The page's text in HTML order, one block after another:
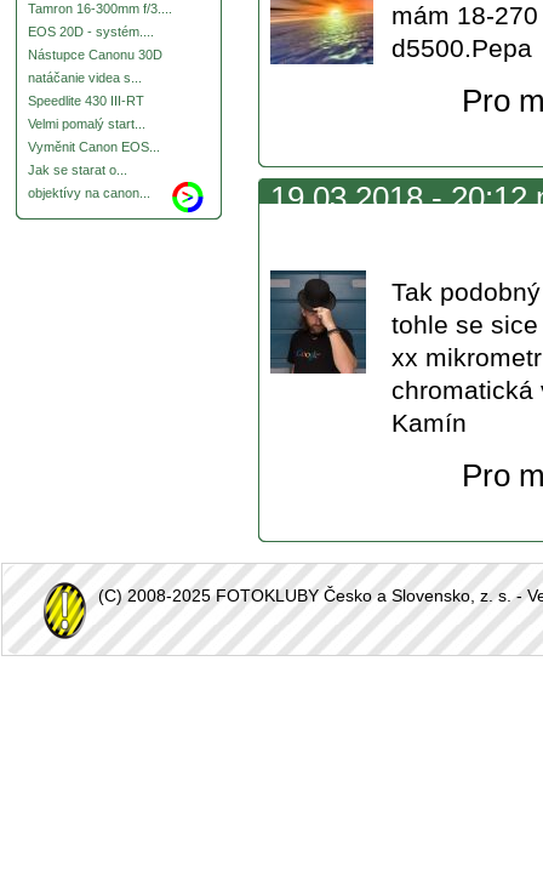
Tamron 16-300mm f/3....
EOS 20D - systém....
Nástupce Canonu 30D
natáčanie videa s...
Speedlite 430 III-RT
Velmi pomalý start...
Vyměnit Canon EOS...
Jak se starat o...
objektívy na canon...
mám 18-
d5500.Pepa
Pro
19.03.2018 -
Tak
tohle se
xx
chromatická
Kamín
Pro
(C) 2008-2025 FOTOKLUBY Česko a Slovensko, z. s. -